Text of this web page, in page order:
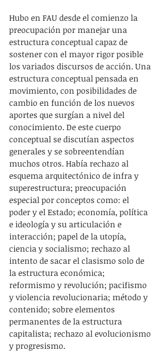
Hubo en FAU desde el comienzo la
preocupación por manejar una
estructura conceptual capaz de
sostener con el mayor rigor posible
los variados discursos de acción. Una
estructura conceptual pensada en
movimiento, con posibilidades de
cambio en función de los nuevos
aportes que surgían a nivel del
conocimiento. De este cuerpo
conceptual se discutían aspectos
generales y se sobreentendían
muchos otros. Había rechazo al
esquema arquitectónico de infra y
superestructura; preocupación
especial por conceptos como: el
poder y el Estado; economía, política
e ideología y su articulación e
interacción; papel de la utopía,
ciencia y socialismo; rechazo al
intento de sacar el clasismo solo de
la estructura económica;
reformismo y revolución; pacifismo
y violencia revolucionaria; método y
contenido; sobre elementos
permanentes de la estructura
capitalista; rechazo al evolucionismo
y progresismo.